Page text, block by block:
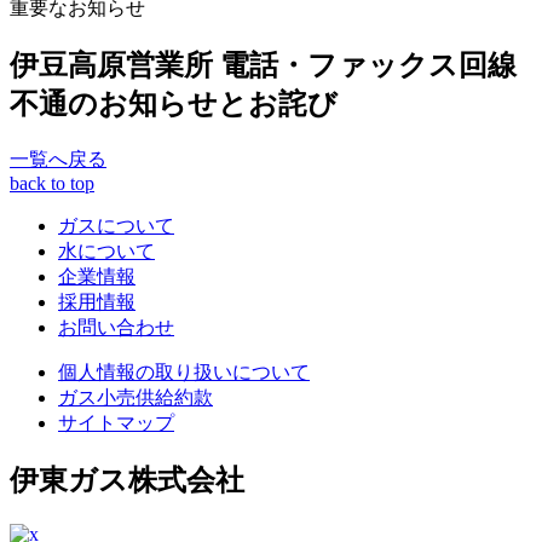
重要なお知らせ
伊豆高原営業所 電話・ファックス回線
不通のお知らせとお詫び
一覧へ戻る
back to top
ガスについて
水について
企業情報
採用情報
お問い合わせ
個人情報の取り扱いについて
ガス小売供給約款
サイトマップ
伊東ガス株式会社